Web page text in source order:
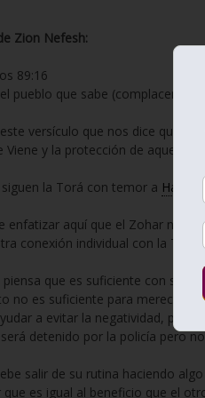
Zion Nefesh:
89:16
pueblo que sabe (complacerte
versículo que nos dice que
Viene y la protección de aquellos
la Torá con temor a Hashem
enfatizar aquí que el Zohar no
conexión individual con la Torá
que es suficiente con ser
no es suficiente para merecer
a evitar la negatividad, pero
detenido por la policía pero
salir de su rutina haciendo
que es igual al beneficio que el